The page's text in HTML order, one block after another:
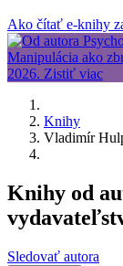
Ako čítať e-knihy
Knihy
Vladimír
Knihy od
Sledovať autora